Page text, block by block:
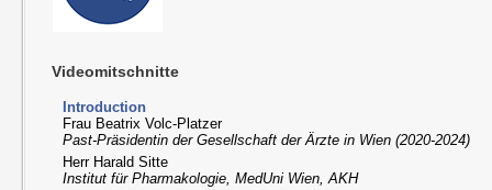
Videomitschnitte
Introduction
Frau Beatrix Volc-Platzer
Past-Präsidentin der Gesellschaft der Ärzte in Wien (2020-2024)
Herr Harald Sitte
Institut für Pharmakologie, MedUni Wien, AKH